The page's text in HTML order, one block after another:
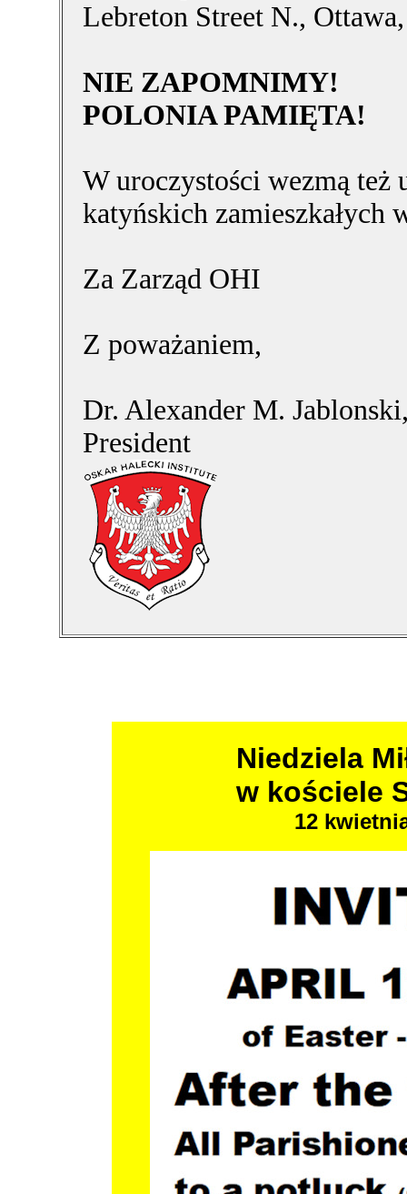
Lebreton Street N.,
NIE ZAPOMNIMY!
POLONIA PAMIĘTA!
W uroczystości wezmą też
katyńskich zamieszkałych
Za Zarząd OHI
Z poważaniem,
Dr. Alexander M.
President
Niedziela
w kościele
12